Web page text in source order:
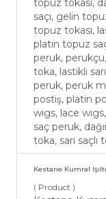
topuz tokası,
saçı, gelin
topuz tokası,
platin topuz
peruk,
toka, lastikli
peruk, peruk
postiş, platin
wigs, lace
saç peruk,
toka, sarı
Kestane Kumral
( Product )